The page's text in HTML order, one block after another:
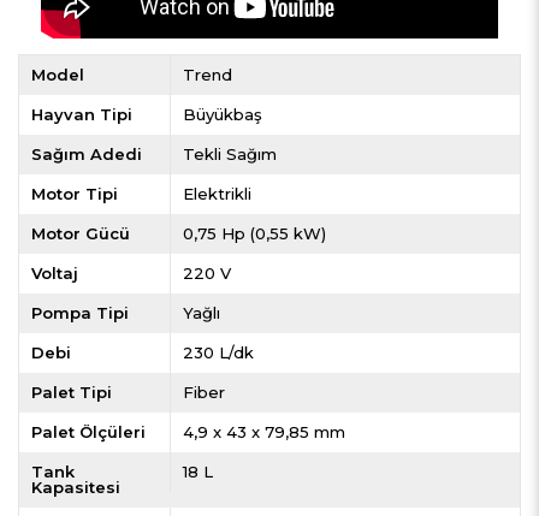
Model Trend
Hayvan Tipi Büyükbaş
Sağım Adedi Tekli Sağım
Motor Tipi Elektrikli
Motor Gücü 0,75 Hp (0,55 kW)
Voltaj 220 V
Pompa Tipi Yağlı
Debi 230 L/dk
Palet Tipi Fiber
Palet Ölçüleri 4,9 x 43 x 79,85 mm
Tank
Kapasitesi
18 L